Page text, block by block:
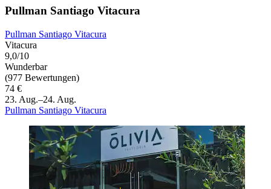
Pullman Santiago Vitacura
Pullman Santiago Vitacura
Vitacura
9,0/10
Wunderbar
(977 Bewertungen)
74 €
23. Aug.–24. Aug.
Pullman Santiago Vitacura